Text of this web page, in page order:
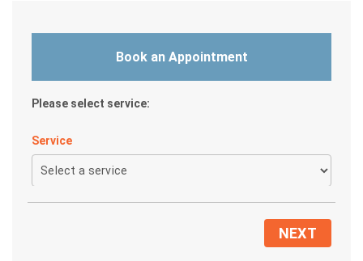
5
Book an Appointment
Please select service:
Service
NEXT